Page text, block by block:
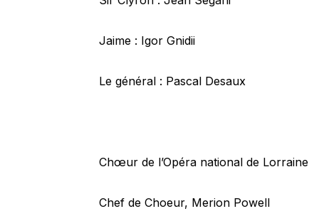
Jaime : Igor Gnidii
Le général : Pascal Desaux
Chœur de l’Opéra national de Lorraine
Chef de Choeur, Merion Powell